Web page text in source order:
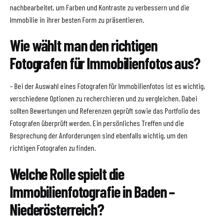
nachbearbeitet, um Farben und Kontraste zu verbessern und die
Immobilie in ihrer besten Form zu präsentieren.
Wie wählt man den richtigen
Fotografen für Immobilienfotos aus?
– Bei der Auswahl eines Fotografen für Immobilienfotos ist es wichtig,
verschiedene Optionen zu recherchieren und zu vergleichen. Dabei
sollten Bewertungen und Referenzen geprüft sowie das Portfolio des
Fotografen überprüft werden. Ein persönliches Treffen und die
Besprechung der Anforderungen sind ebenfalls wichtig, um den
richtigen Fotografen zu finden.
Welche Rolle spielt die
Immobilienfotografie in Baden –
Niederösterreich?